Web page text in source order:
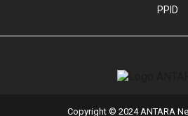
PPID
Copyright © 2024 ANTARA